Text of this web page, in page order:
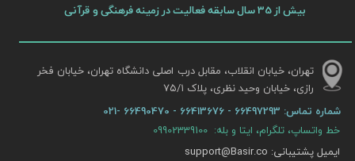
بیش از 35 سال سابقه فعالیت در زمینه فرهنگی و قرآنی
تهران، خیابان انقلاب، مقابل درب اصلی دانشگاه تهران، خیابان فخر
رازی، خیابان وحید نظری، پلاک ۷۵/۱​​​​​​​
شماره تماس:
خط واتساپ، تلگرام، ایتا و بله: 09902339100
ایمیل پشتیبانی: support@Basir.co